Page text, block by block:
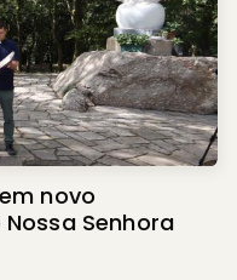
novo
Senhora